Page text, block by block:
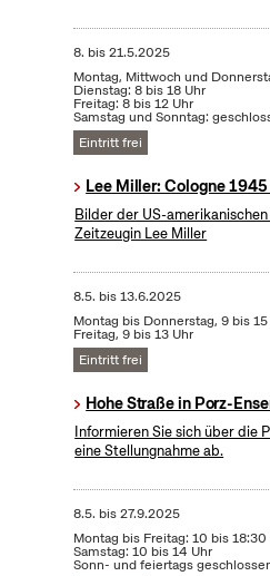
8. bis21.5.2025
Montag, Mittwoch und
Dienstag: 8 bis 18 Uhr
Freitag: 8 bis 12 Uhr
Samstag und Sonntag:
Eintritt frei
Lee Miller: Cologne
Bilder der US-
Zeitzeugin Lee Miller
8.5. bis13.6.2025
Montag bis Donnerstag, 9 bis 15
Freitag, 9 bis 13 Uhr
Eintritt frei
Hohe Straße in Porz-
Informieren Sie sich über die
eine Stellungnahme ab.
8.5. bis27.9.2025
Montag bis Freitag: 10 bis 18:30
Samstag: 10 bis 14 Uhr
Sonn- und feiertags